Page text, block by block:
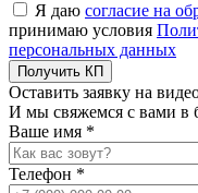
Я даю согласие на
принимаю условия
персональных данных
Получить КП
Оставить заявку на
И мы свяжемся с вами в
Ваше имя *
Телефон *